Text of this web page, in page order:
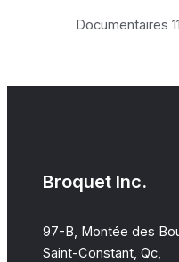
Documentaires
Broquet Inc.
97-B, Montée des
Saint-Constant, Qc,